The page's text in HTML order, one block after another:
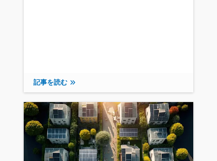
記事を読む